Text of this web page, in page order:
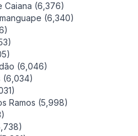
Caiana (6,376)
(6,340)
(6,046)
(6,034)
Ramos (5,998)